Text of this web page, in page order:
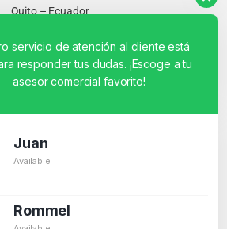
Quito – Ecuador
servicio de atención al cliente está
responder tus dudas. ¡Escoge a tu
asesor comercial favorito!
Juan
Available
Rommel